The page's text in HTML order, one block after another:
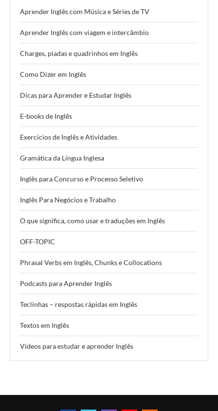
Aprender Inglês com Música e Séries de TV
Aprender Inglês com viagem e intercâmbio
Charges, piadas e quadrinhos em Inglês
Como Dizer em Inglês
Dicas para Aprender e Estudar Inglês
E-books de Inglês
Exercícios de Inglês e Atividades
Gramática da Língua Inglesa
Inglês para Concurso e Processo Seletivo
Inglês Para Negócios e Trabalho
O que significa, como usar e traduções em Inglês
OFF-TOPIC
Phrasal Verbs em Inglês, Chunks e Collocations
Podcasts para Aprender Inglês
Teclinhas – respostas rápidas em Inglês
Textos em Inglês
Vídeos para estudar e aprender Inglês